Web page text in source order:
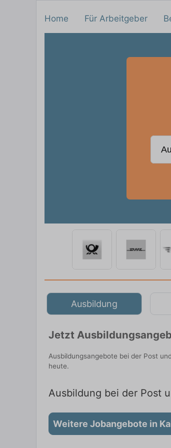
Home Für Arbeitgeber
Ausbildung
Jetzt
Ausbildungsangebote bei der Post
heute.
Ausbildung bei der Post
Weitere Jobangebote in